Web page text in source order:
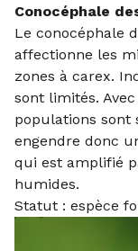
Conocéphale
Le conocéphale
affectionne les
zones à carex.
sont limités.
populations sont
engendre donc
qui est amplifié
humides.
Statut : espèce